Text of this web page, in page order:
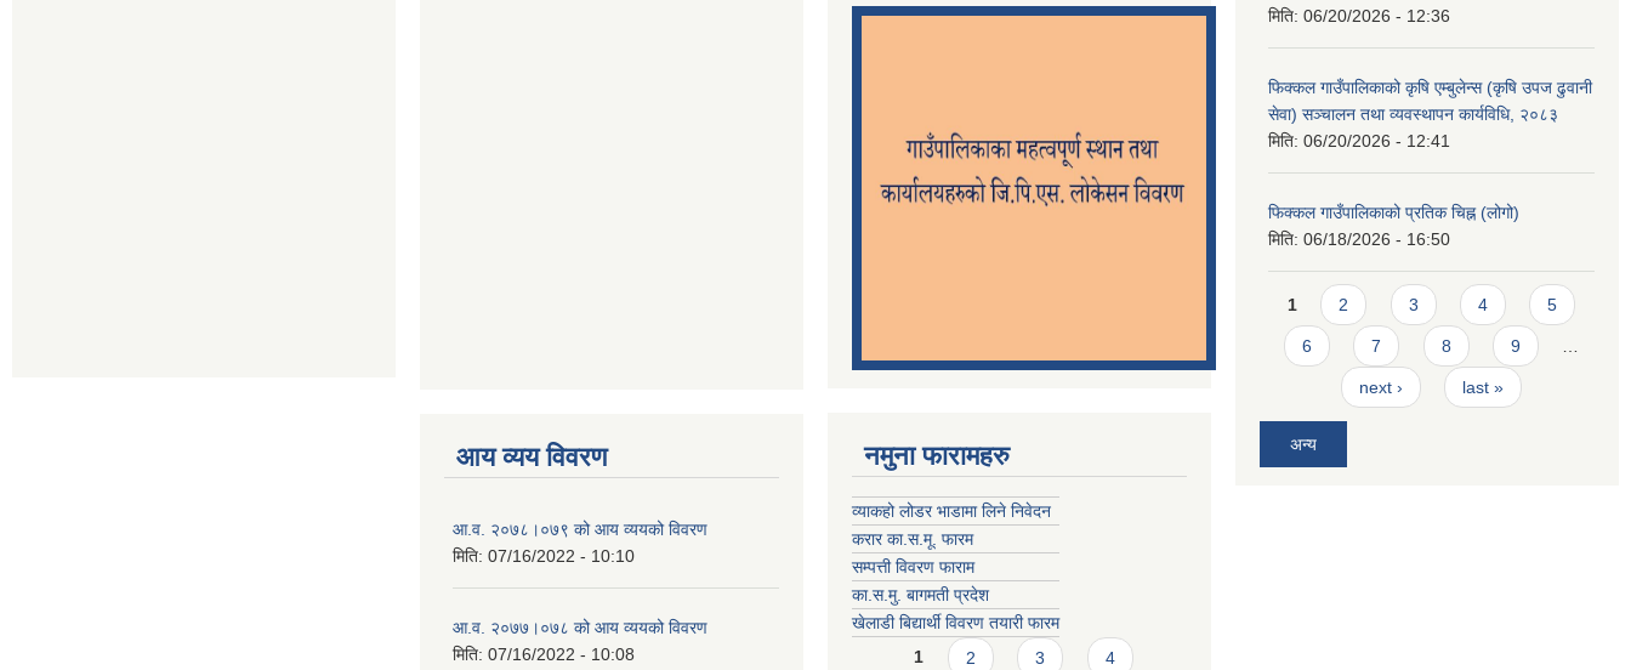
आय व्यय विवरण
आ.व. २०७८।०७९ को आय व्ययको विवरण
मिति: 07/16/2022 - 10:10
आ.व. २०७७।०७८ को आय व्ययको विवरण
मिति: 07/16/2022 - 10:08
नमुना फारामहरु
व्याकहो लोडर भाडामा लिने निवेदन
करार का.स.मू. फारम
सम्पत्ती विवरण फाराम
का.स.मु. बागमती प्रदेश
खेलाडी बिद्यार्थी विवरण तयारी फारम
Pages
1 2 3 4
मिति: 06/20/2026 - 12:36
फिक्कल गाउँपालिकाको कृषि एम्बुलेन्स (कृषि उपज ढुवानी
सेवा) सञ्चालन तथा व्यवस्थापन कार्यविधि, २०८३
मिति: 06/20/2026 - 12:41
फिक्कल गाउँपालिकाको प्रतिक चिह्न (लोगो)
मिति: 06/18/2026 - 16:50
Pages
1 2 3 4 5
6 7 8 9
next › last »
अन्य